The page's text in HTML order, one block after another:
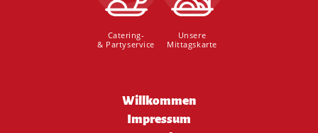
Catering-
& Partyservice
Unsere
Mittagskarte
Navigation
überspringen
Willkommen
Impressum